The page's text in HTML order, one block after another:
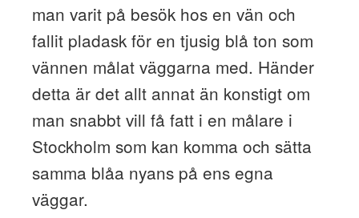
man varit på besök hos en vän och
fallit pladask för en tjusig blå ton som
vännen målat väggarna med. Händer
detta är det allt annat än konstigt om
man snabbt vill få fatt i en målare i
Stockholm som kan komma och sätta
samma blåa nyans på ens egna
väggar.